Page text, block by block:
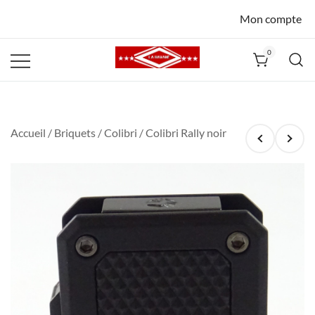
Mon compte
0
Accueil / Briquets /Colibri / Colibri Rally noir